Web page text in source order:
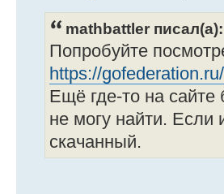
mathbattler писал(а):
Попробуйте
https://
Ещё где-то на
не могу найти. Если
скачанный.